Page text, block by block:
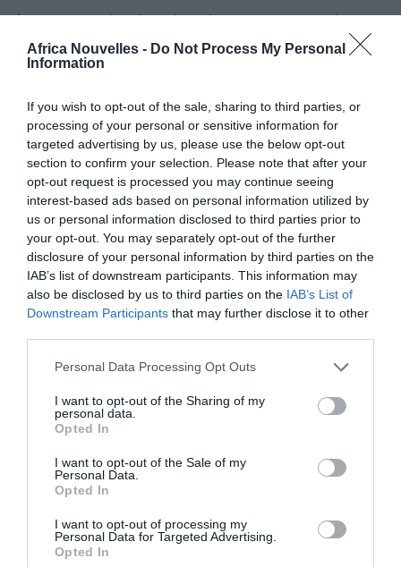
Africa Nouvelles - Do Not Process My Personal
Information
If you wish to opt-out of the sale, sharing to third parties, or
processing of your personal or sensitive information for
targeted advertising by us, please use the below opt-out
section to confirm your selection. Please note that after your
opt-out request is processed you may continue seeing
interest-based ads based on personal information utilized by
us or personal information disclosed to third parties prior to
your opt-out. You may separately opt-out of the further
disclosure of your personal information by third parties on the
IAB’s list of downstream participants. This information may
also be disclosed by us to third parties on the IAB’s List of
Downstream Participants that may further disclose it to other
Personal Data Processing Opt Outs
I want to opt-out of the Sharing of my
personal data.
Opted In
I want to opt-out of the Sale of my
Personal Data.
Opted In
I want to opt-out of processing my
Personal Data for Targeted Advertising.
Opted In
2) vivre avec lui dans la même maison. Si n’y a pas
cohabitation, la Policepeut refuser le permis de
séjour.
ATTENTION: Seulement si l’étranger sans-papier
représente une menace concrète pour l’ordre et la
sécurité publique, le permis de séjour lui sera refusé,
même si sont remplies les deux conditions juridiques
de parenté et cohabitation.
La demande de permis de séjour
L’étranger doit se rendre personnellement à la Police
prouvant le degré de parenté.
ATTENTION:Seuls les certificats délivrés par des
on n’accepte pas les certificats délivrés par les
ambassades étrangères en Italie.
RAPPEL: Les documents attestant le lien de parenté